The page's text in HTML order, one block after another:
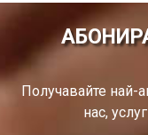
Получавайте най-
нас,